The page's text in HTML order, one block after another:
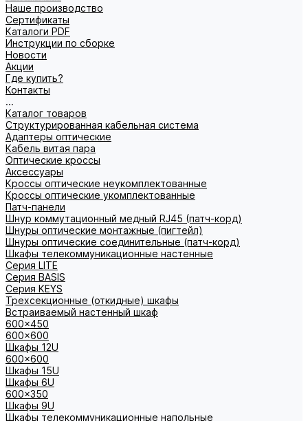
Наше производство
Сертификаты
Каталоги PDF
Инструкции по сборке
Новости
Акции
Где купить?
Контакты
...
Каталог товаров
Структурированная кабельная система
Адаптеры оптические
Кабель витая пара
Оптические кроссы
Аксессуары
Кроссы оптические неукомплектованные
Кроссы оптические укомплектованные
Патч-панели
Шнур коммутационный медный RJ45 (патч-корд)
Шнуры оптические монтажные (пигтейл)
Шнуры оптические соединительные (патч-корд)
Шкафы телекоммуникационные настенные
Cерия LITE
Cерия BASIS
Cерия KEYS
Трехсекционные (откидные) шкафы
Встраиваемый настенный шкаф
600x450
600x600
Шкафы 12U
600x600
Шкафы 15U
Шкафы 6U
600x350
Шкафы 9U
Шкафы телекоммуникационные напольные